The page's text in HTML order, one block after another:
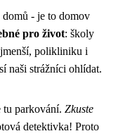
- je to domov
pro život: školy
polikliniku i
naši strážníci ohlídat.
tu parkování. Zkuste
detektivka! Proto